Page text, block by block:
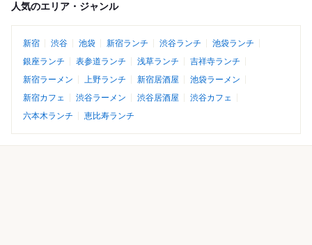
人気のエリア・ジャンル
新宿 渋谷 池袋 新宿ランチ 渋谷ランチ
池袋ランチ
銀座ランチ
表参道ランチ 浅草ランチ
吉祥寺ランチ
新宿ラーメン
上野ランチ 新宿居酒屋
池袋ラーメン
新宿カフェ
渋谷ラーメン 渋谷居酒屋
渋谷カフェ
六本木ランチ
恵比寿ランチ